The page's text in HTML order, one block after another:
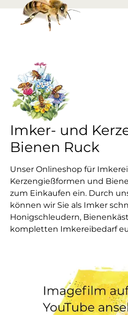
Imker- und
Bienen Ruck
Unser Onlineshop für
Kerzengießformen und
zum Einkaufen ein. Durch
können wir Sie als Imker
Honigschleudern,
kompletten Imkereibedarf